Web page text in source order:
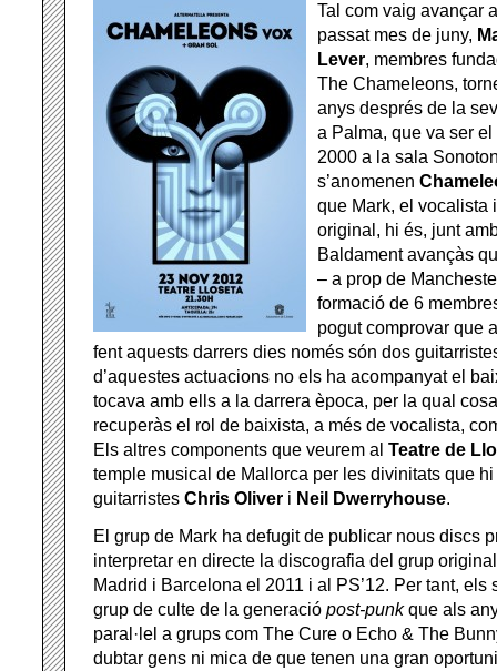
Tal com vaig avançar
passat mes de juny,
Lever, membres
The Chameleons,
anys després de la
a Palma, que va ser
2000 a la sala
s’anomenen
que Mark, el vocalista
original, hi és, junt
Baldament avançàs
– a prop de
formació de 6
pogut comprovar que
fent aquests darrers dies només són dos
d’aquestes actuacions no els ha acompanyat el
tocava amb ells a la darrera època, per la qual
recuperàs el rol de baixista, a més de vocalista,
Els altres components que veurem al Teatre de
temple musical de Mallorca per les divinitats que
guitarristes Chris Oliver i Neil Dwerryhouse.
El grup de Mark ha defugit de publicar nous discs
interpretar en directe la discografia del grup
Madrid i Barcelona el 2011 i al PS’12. Per tant, els
grup de culte de la generació post-punkque als
paral·lel a grups com The Cure o Echo & The
dubtar gens ni mica de que tenen una gran